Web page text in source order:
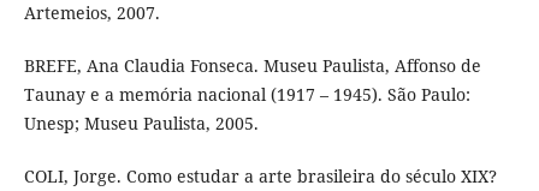
Artemeios, 2007.
BREFE, Ana Claudia Fonseca. Museu Paulista, Affonso de
Taunay e a memória nacional (1917 – 1945). São Paulo:
Unesp; Museu Paulista, 2005.
COLI, Jorge. Como estudar a arte brasileira do século XIX?